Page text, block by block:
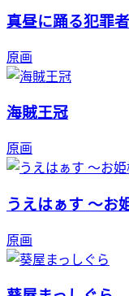
真昼に踊る犯罪者
原画
海賊王冠
原画
うえはぁす ～お
原画